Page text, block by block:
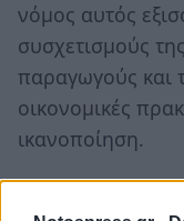
νόμος αυτός
συσχετισμούς
παραγωγούς και
οικονομικές
ικανοποίηση.
Ακολουθήστε το